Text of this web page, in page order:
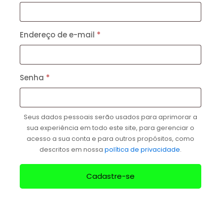
Endereço de e-mail *
Senha *
Seus dados pessoais serão usados para aprimorar a
sua experiência em todo este site, para gerenciar o
acesso a sua conta e para outros propósitos, como
descritos em nossa política de privacidade.
Cadastre-se